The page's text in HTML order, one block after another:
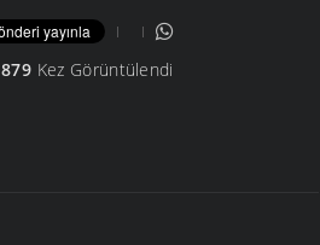
879Kez Görüntülendi